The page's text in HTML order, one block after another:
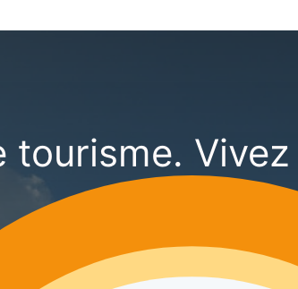
tourisme.